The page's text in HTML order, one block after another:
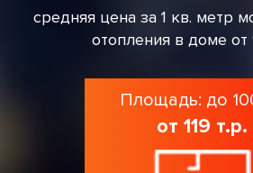
средняя цена за 1 кв. метр
отопления в доме от
Площадь: до
от 119 т.р.